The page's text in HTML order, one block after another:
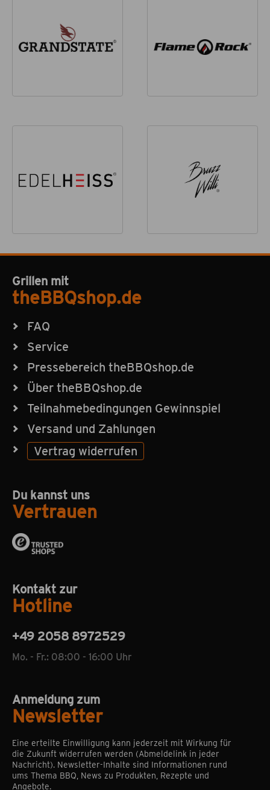
Grillen mit
theBBQshop.de
FAQ
Service
Pressebereich theBBQshop.de
Über theBBQshop.de
Teilnahmebedingungen Gewinnspiel
Versand und Zahlungen
Vertrag widerrufen
Du kannst uns
Vertrauen
Kontakt zur
Hotline
+49 2058 8972529
Mo. - Fr.: 08:00 - 16:00 Uhr
Anmeldung zum
Newsletter
Eine erteilte Einwilligung kann jederzeit mit Wirkung für
die Zukunft widerrufen werden (Abmeldelink in jeder
Nachricht). Newsletter-Inhalte sind Informationen rund
ums Thema BBQ, News zu Produkten, Rezepte und
Angebote.